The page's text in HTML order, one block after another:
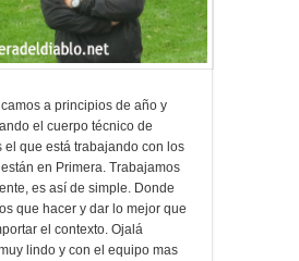
a principios de año y
el cuerpo técnico de
el que está trabajando con los
en Primera. Trabajamos
es así de simple. Donde
que hacer y dar lo mejor que
el contexto. Ojalá
lindo y con el equipo mas